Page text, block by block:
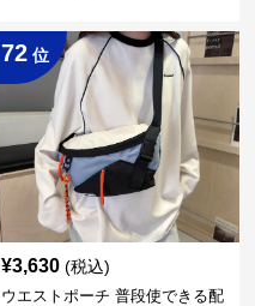
72 位
¥3,630 (税込)
ウエストポーチ 普段使できる配